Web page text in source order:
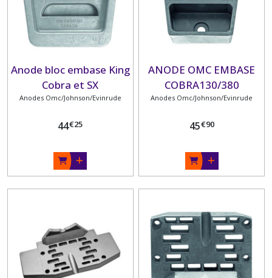
Anode bloc embase King
Cobra et SX
Anodes Omc/Johnson/Evinrude
44€25
ANODE OMC EMBASE
COBRA130/380
Anodes Omc/Johnson/Evinrude
45€90
ANODES
MERCURY/MARINER/MERCRUISER
(37)
ANODE
PERKINS
ANODE
ANODES
SUZUKI
(13)